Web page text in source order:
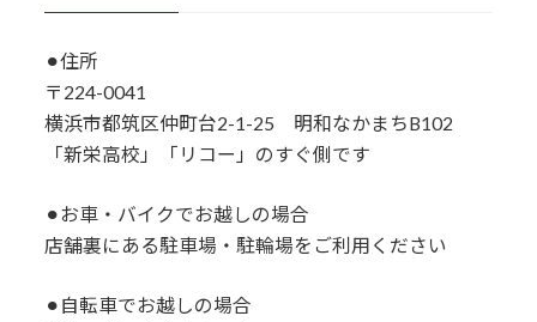
⚫︎住所
〒224-0041
横浜市都筑区仲町台2-1-25 明和なかまちB102
「新栄高校」「リコー」のすぐ側です
⚫︎お車・バイクでお越しの場合
店舗裏にある駐車場・駐輪場をご利用ください
⚫︎自転車でお越しの場合